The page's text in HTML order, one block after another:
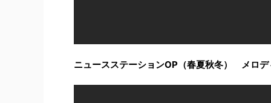
ニュースステーションOP（春夏秋冬） メロデ